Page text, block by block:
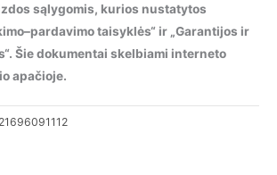
sąlygomis, kurios nustatytos
taisyklės“ ir „Garantijos ir
Šie dokumentai skelbiami interneto
apačioje.